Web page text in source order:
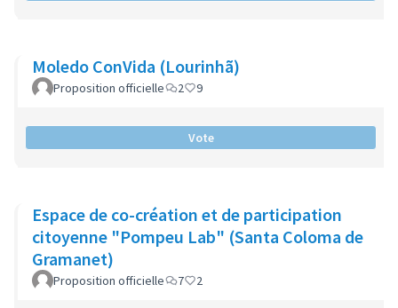
Moledo ConVida (Lourinhã)
Proposition officielle 2 9
Vote
Espace de co-création et de participation
citoyenne "Pompeu Lab" (Santa Coloma de
Gramanet)
Proposition officielle 7 2